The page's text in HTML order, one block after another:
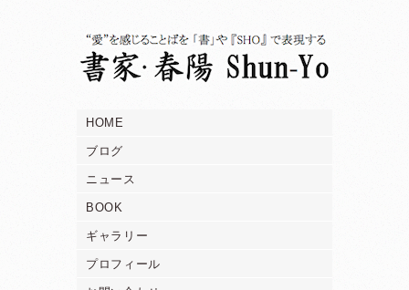
HOME
ブログ
ニュース
BOOK
ギャラリー
プロフィール